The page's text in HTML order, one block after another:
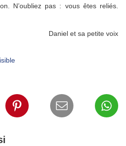
N’oubliez pas : vous êtes reliés.
Daniel et sa petite voix